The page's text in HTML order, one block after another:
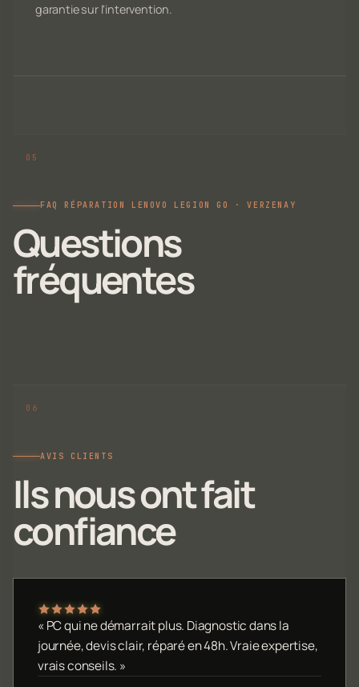
garantie sur l'intervention.
FAQ RÉPARATION LENOVO LEGION GO · VERZENAY
Questions
fréquentes
AVIS CLIENTS
Ils nous ont fait
confiance
« PC qui ne démarrait plus. Diagnostic dans la
journée, devis clair, réparé en 48h. Vraie expertise,
vrais conseils. »